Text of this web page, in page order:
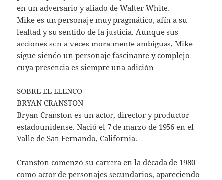
en un adversario y aliado de Walter White.
Mike es un personaje muy pragmático, afín a su
lealtad y su sentido de la justicia. Aunque sus
acciones son a veces moralmente ambiguas, Mike
sigue siendo un personaje fascinante y complejo
cuya presencia es siempre una adición
SOBRE EL ELENCO
BRYAN CRANSTON
Bryan Cranston es un actor, director y productor
estadounidense. Nació el 7 de marzo de 1956 en el
Valle de San Fernando, California.
Cranston comenzó su carrera en la década de 1980
como actor de personajes secundarios, apareciendo